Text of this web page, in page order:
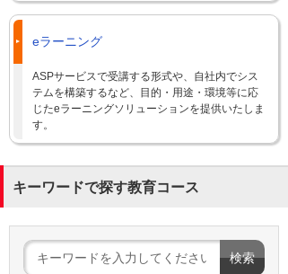
eラーニング
ASPサービスで受講する形式や、自社内でシス
テムを構築するなど、目的・用途・環境等に応
じたeラーニングソリューションを提供いたしま
す。
キーワードで探す教育コース